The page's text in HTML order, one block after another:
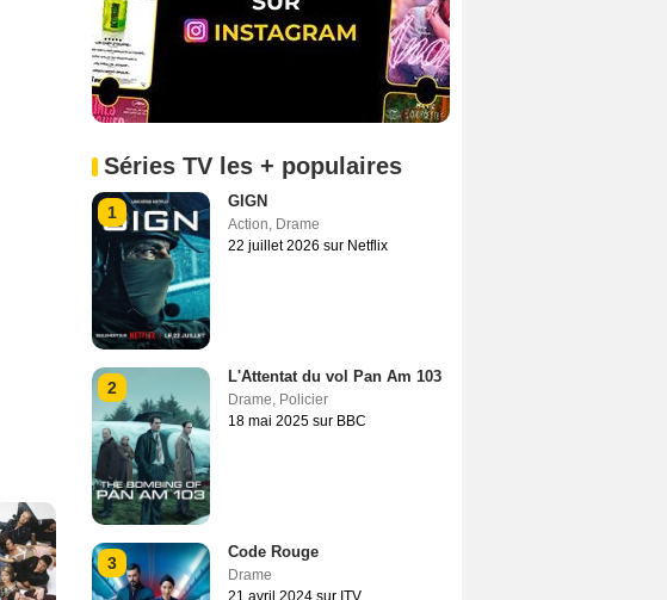
Séries TV les + populaires
1
GIGN
Action, Drame
22 juillet 2026 sur Netflix
2
L'Attentat du vol Pan Am 103
Drame, Policier
18 mai 2025 sur BBC
3
Code Rouge
Drame
21 avril 2024 sur ITV